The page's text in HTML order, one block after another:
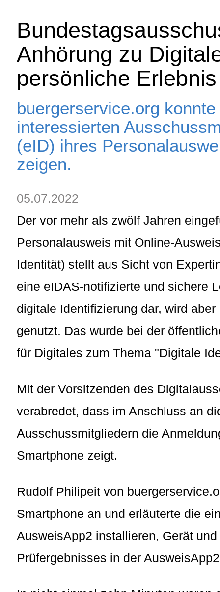
Anhörung zu
persönliche
buergerservice.org
interessierten
(eID) ihres
zeigen.
05.07.2022
Der vor mehr als zwölf Jahren
Personalausweis mit Online-
Identität) stellt aus Sicht von
eine eIDAS-notifizierte und sichere
digitale Identifizierung dar, wird
genutzt. Das wurde bei der
für Digitales zum Thema "Digitale
Mit der Vorsitzenden des
verabredet, dass im Anschluss an
Ausschussmitgliedern die
Smartphone zeigt.
Rudolf Philipeit von
Smartphone an und erläuterte die
AusweisApp2 installieren, Gerät
Prüfergebnisses in der